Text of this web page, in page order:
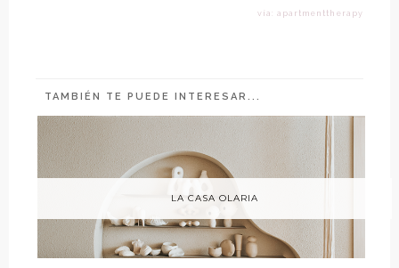
vía: apartmenttherapy
TAMBIÉN TE PUEDE INTERESAR...
LA CASA OLARIA